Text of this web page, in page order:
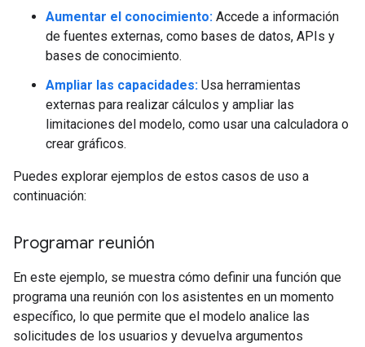
Aumentar el conocimiento: Accede a información
de fuentes externas, como bases de datos, APIs y
bases de conocimiento.
Ampliar las capacidades: Usa herramientas
externas para realizar cálculos y ampliar las
limitaciones del modelo, como usar una calculadora o
crear gráficos.
Puedes explorar ejemplos de estos casos de uso a
continuación:
Programar reunión
En este ejemplo, se muestra cómo definir una función que
programa una reunión con los asistentes en un momento
específico, lo que permite que el modelo analice las
solicitudes de los usuarios y devuelva argumentos